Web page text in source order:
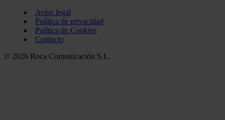
Aviso legal
Política de privacidad
Política de Cookies
Contacto
© 2026 Roca Comunicación S.L.